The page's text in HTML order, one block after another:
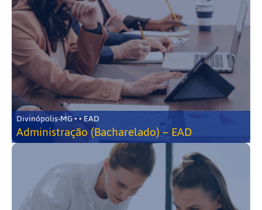
Divinópolis-MG • • EAD
Administração (Bacharelado) – EAD